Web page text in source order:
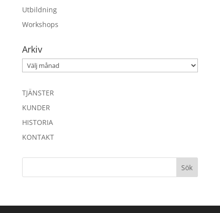
Utbildning
Workshops
Arkiv
Arkiv
TJÄNSTER
KUNDER
HISTORIA
KONTAKT